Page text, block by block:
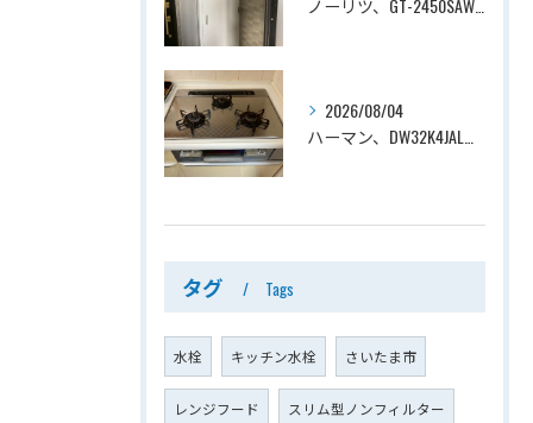
2026/08/04
タグ Tags
水栓 キッチン水栓 さいたま市
レンジフード スリム型ノンフィルター